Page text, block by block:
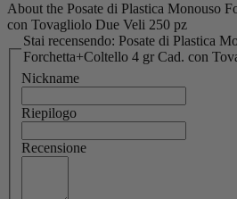
About the Posate di Plastica Monouso
con Tovagliolo Due Veli 250 pz
Stai recensendo: Posate di Plastica Monouso
Forchetta+Coltello 4 gr Cad. con
Nickname
Riepilogo
Recensione